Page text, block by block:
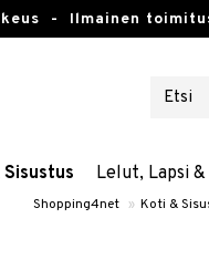
- Ilmainen
Lelut, Lapsi &
Shopping4net » Koti &